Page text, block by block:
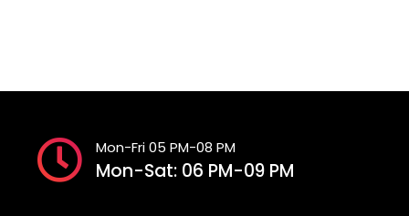
Mon-Fri 05 PM-08 PM
Mon-Sat: 06 PM-09 PM